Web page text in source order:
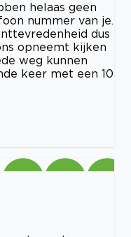
helaas geen
nummer van je.
dus
opneemt kijken
weg kunnen
keer met een 10